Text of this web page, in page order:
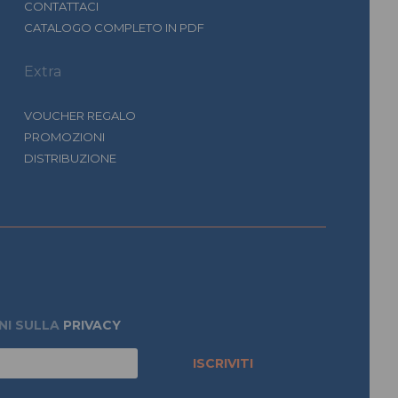
CONTATTACI
CATALOGO COMPLETO IN PDF
Extra
VOUCHER REGALO
PROMOZIONI
DISTRIBUZIONE
SULLA PRIVACY
ISCRIVITI